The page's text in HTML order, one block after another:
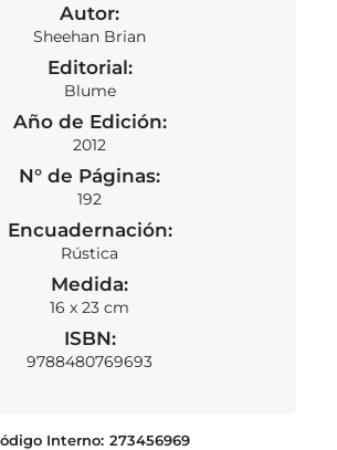
Autor:
Sheehan Brian
Editorial:
Blume
Año de Edición:
2012
N° de Páginas:
192
Encuadernación:
Rústica
Medida:
16 x 23 cm
ISBN:
9788480769693
Interno: 273456969